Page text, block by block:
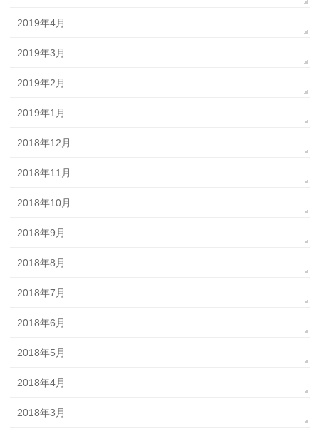
2019年4月
2019年3月
2019年2月
2019年1月
2018年12月
2018年11月
2018年10月
2018年9月
2018年8月
2018年7月
2018年6月
2018年5月
2018年4月
2018年3月